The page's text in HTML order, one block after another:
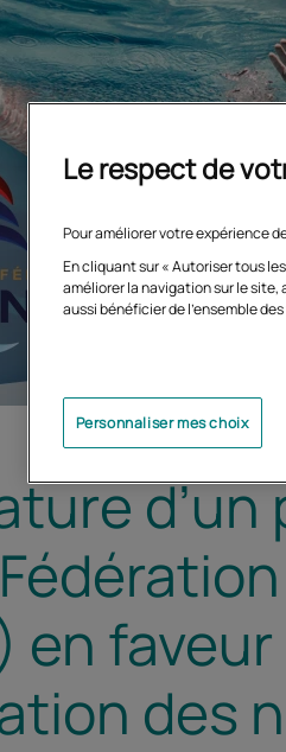
en
des
Le respect de
Pour améliorer votre expérience
En cliquant sur « Autoriser tous
améliorer la navigation sur le
aussi bénéficier de l'ensemble
Personnaliser mes choix